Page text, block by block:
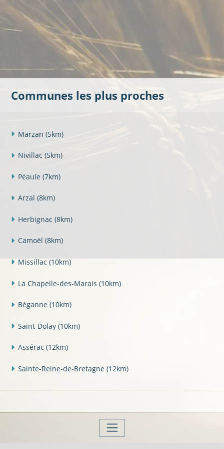
Communes les plus proches
Marzan (5km)
Nivillac (5km)
Péaule (7km)
Arzal (8km)
Herbignac (8km)
Camoël (8km)
Missillac (10km)
La Chapelle-des-Marais (10km)
Béganne (10km)
Saint-Dolay (10km)
Assérac (12km)
Sainte-Reine-de-Bretagne (12km)